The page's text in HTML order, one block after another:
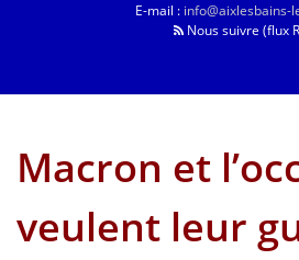
E-mail : info@aixlesbains-
Nous suivre (flux
Macron et
veulent leur